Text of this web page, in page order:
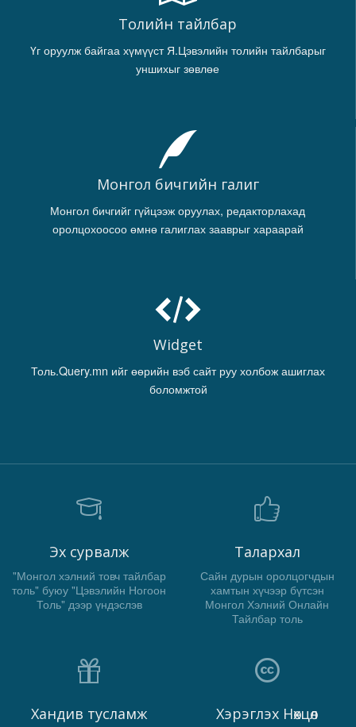
Толийн тайлбар
Үг оруулж байгаа хүмүүст Я.Цэвэлийн толийн тайлбарыг
уншихыг зөвлөе
Монгол бичгийн галиг
Монгол бичгийг гүйцээж оруулах, редакторлахад
оролцохоосоо өмнө галиглах зааврыг хараарай
Widget
Толь.Query.mn ийг өөрийн вэб сайт руу холбож ашиглах
боломжтой
Эх сурвалж
"Монгол хэлний товч тайлбар
толь" буюу "Цэвэлийн Ногоон
Толь" дээр үндэслэв
Талархал
Сайн дурын оролцогчдын
хамтын хүчээр бүтсэн
Монгол Хэлний Онлайн
Тайлбар толь
Хандив тусламж Хэрэглэх Нөхцөл